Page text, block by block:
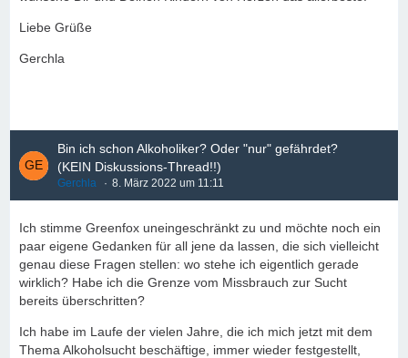
Liebe Grüße
Gerchla
Bin ich schon Alkoholiker? Oder "nur" gefährdet?
(KEIN Diskussions-Thread!!)
Gerchla 8. März 2022 um 11:11
Ich stimme Greenfox uneingeschränkt zu und möchte noch ein
paar eigene Gedanken für all jene da lassen, die sich vielleicht
genau diese Fragen stellen: wo stehe ich eigentlich gerade
wirklich? Habe ich die Grenze vom Missbrauch zur Sucht
bereits überschritten?
Ich habe im Laufe der vielen Jahre, die ich mich jetzt mit dem
Thema Alkoholsucht beschäftige, immer wieder festgestellt,